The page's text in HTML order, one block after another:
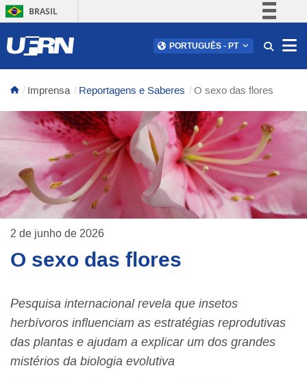
BRASIL
Comunica BR
Acesso à informação
Legislação
Canais
PORTUGUÊS - PT
Imprensa Reportagens e Saberes O sexo das flores
2 de junho de 2026
O sexo das flores
Pesquisa internacional revela que insetos
herbívoros influenciam as estratégias reprodutivas
das plantas e ajudam a explicar um dos grandes
mistérios da biologia evolutiva